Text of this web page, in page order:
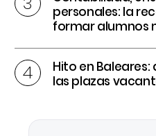
personales: la
formar alumnos
Hito en Baleares:
las plazas